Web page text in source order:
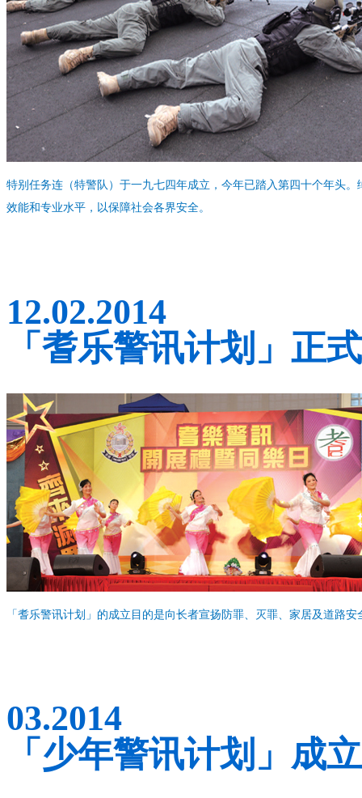
特别任务连（特警队）于一九七四年成立，今年已踏入第四十个年头
效能和专业水平，以保障社会各界安全。
12.02.2014
「耆乐警讯计划」正
「耆乐警讯计划」的成立目的是向长者宣扬防罪、灭罪、家居及道路
03.2014
「少年警讯计划」成